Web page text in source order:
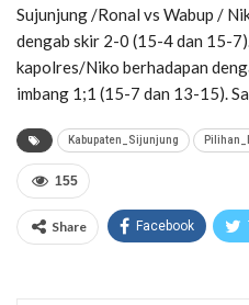
Sujunjung /Ronal vs Wabup /
dengab skir 2-0 (15-4 dan 15-
kapolres/Niko berhadapan
imbang 1;1 (15-7 dan 13-15).
Kabupaten_Sijunjung
155
Share Facebook